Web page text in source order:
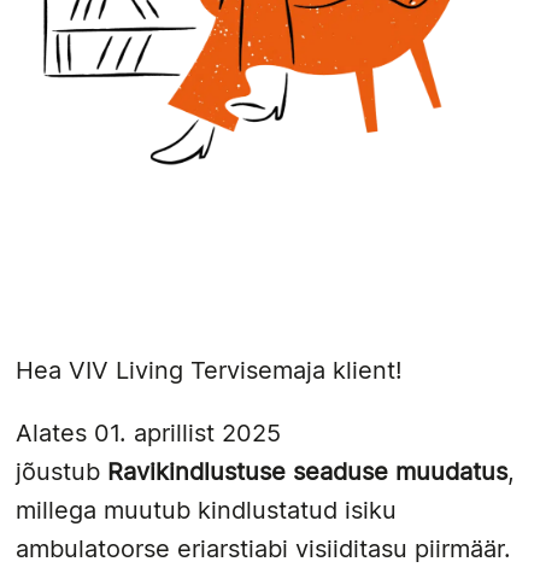
Hea VIV Living Tervisemaja klient!
Alates 01. aprillist 2025
jõustub Ravikindlustuse seaduse muudatus,
millega muutub kindlustatud isiku
ambulatoorse eriarstiabi visiiditasu piirmäär.